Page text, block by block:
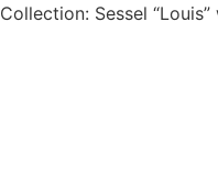
Collection: Sessel